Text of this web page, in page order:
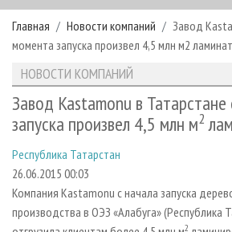
РУБРИКИ И ТЕМЫ
РУБРИКИ ЖУРНАЛА
ЛЕСНОЕ ХОЗЯЙСТВО
ЛЕСОЗАГОТОВКА
ЛЕСОПИЛЕНИЕ
СУШКА ДРЕВЕСИНЫ
ПРОИЗВОДСТВО ДРЕВЕСНЫХ ПЛИТ
ДЕРЕВЯННОЕ ДОМОСТРОЕНИЕ
НОВОСТИ
КАЛЕНДАРЬ СОБЫТИЙ
НОВОСТИ ЛПК
НОВОСТИ ЖУРНАЛА
ПРОЕКТЫ ЛПИ
АНАЛИТИКА
ПРЕДПРИЯТИЯ ЛПК
ПЕРСОНЫ
МОБИЛЬНЫЕ ВЫСТАВКИ
ОФИЦИАЛЬНЫЕ ДЕЛЕГАЦИИ
АРХИВ ЖУРНАЛОВ
СТАТЬИ
О ЖУРНАЛЕ
ПОДПИСКА
КОНТАКТЫ
РЕКЛАМОДАТЕЛЯМ
РЕКЛАМА
РЕКЛАМА НА САЙТЕ
Главная Новости компаний
Завод
момента запуска произвел 4,5 млн м2
НОВОСТИ КОМПАНИЙ
Завод Kastamonu в
запуска произвел 4,5 млн м2
Республика Татарстан
26.06.2015 00:03
Компания Kastamonu с начала запуска
производства в ОЭЗ «Алабуга» (Республика
2